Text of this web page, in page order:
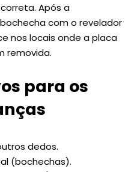
Após a
com o revelador
nos locais onde a placa
removida.
para os
dedos.
(bochechas).